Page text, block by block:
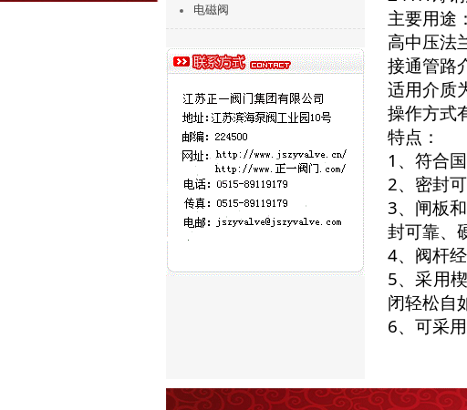
电磁阀
主要用途：
高中压法
接通管路
适用介质
操作方式
特点：
1、符合
2、密封
3、闸板
封可靠、
4、阀杆
5、采用
闭轻松自
6、可采